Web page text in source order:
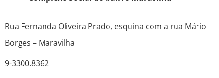
Rua Fernanda Oliveira Prado, esquina com a rua Mário
Borges – Maravilha
9-3300.8362